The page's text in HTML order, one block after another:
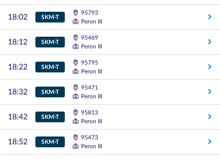
18:02 SKM-T
95793
Peron III
18:12 SKM-T
95469
Peron III
18:22 SKM-T
95795
Peron III
18:32 SKM-T
95471
Peron III
18:42 SKM-T
95813
Peron III
18:52 SKM-T
95473
Peron III